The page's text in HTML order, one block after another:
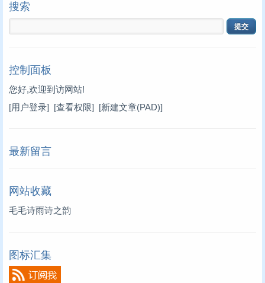
搜索
控制面板
您好,欢迎到访网站!
[用户登录] [查看权限] [新建文章(PAD)]
最新留言
网站收藏
毛毛诗雨诗之韵
图标汇集